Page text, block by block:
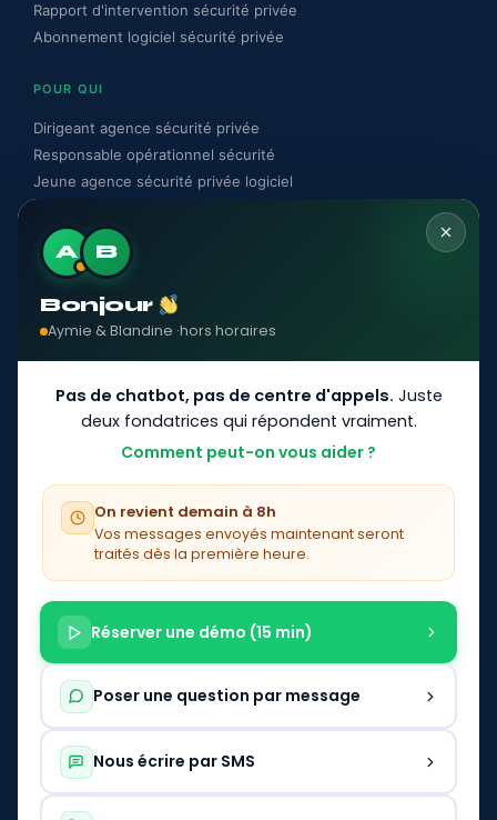
A B
Bonjour
Aymie & Blandine ·hors horaires
Pas de chatbot, pas de centre d'appels. Juste
deux fondatrices qui répondent vraiment.
Comment peut-on vous aider ?
On revient demain à 8h
Vos messages envoyés maintenant seront
traités dès la première heure.
Réserver une démo (15 min)
Poser une question par message
Nous écrire par SMS
Rapport d'intervention sécurité privée
Abonnement logiciel sécurité privée
POUR QUI
Dirigeant agence sécurité privée
Responsable opérationnel sécurité
Jeune agence sécurité privée logiciel
RESSOURCES
Blog sécurité privée
Guide conformité CNAPS sécurité privée
Conformité CNAPS
CONTACT
07 80 94 15 03
contact@mctracker.fr
Contacter MC TRACKER
Réserver une démonstration
Souscrire un abonnement
HÉBERGEMENT
RGPD · serveurs en France
© 2026 MC TRACKER. Tous droits réservés.
Mentions légales